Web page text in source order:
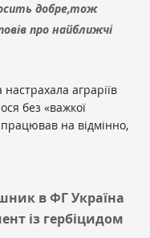
добре,тож
про найближчі
настрахала аграріїв
без «важкої
на відмінно,
в ФГ Україна
із гербіцидом